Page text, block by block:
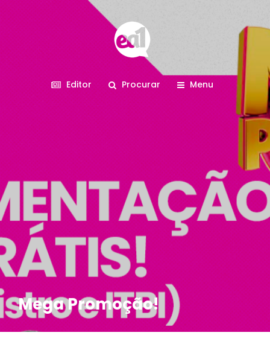
Editor Procurar Menu
Mega Promoção!